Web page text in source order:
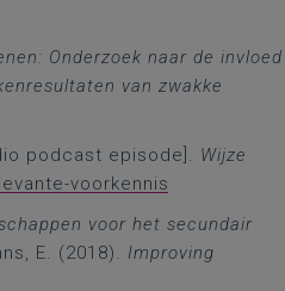
Onderzoek naar de invloed
van zwakke
podcast episode]. Wijze
voorkennis
voor het secundair
E. (2018). Improving